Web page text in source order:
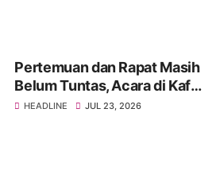
Pertemuan dan Rapat Masih
Belum Tuntas, Acara di Kafe
Megapak Simpang Empat
HEADLINE JUL 23, 2026